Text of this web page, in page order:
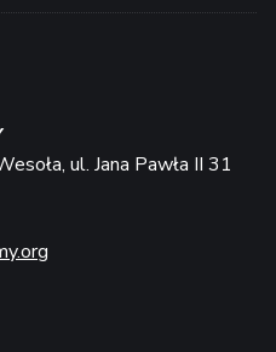
ul. Jana Pawła II 31